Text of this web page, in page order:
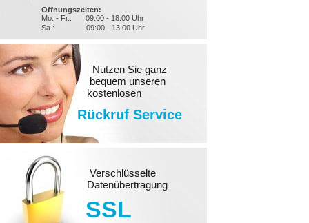
Öffnungszeiten:
Mo. - Fr.:
09:00 - 18:00 Uhr
Sa.:
09:00 - 13:00 Uhr
Nutzen Sie ganz
bequem unseren
kostenlosen
Rückruf Service
Verschlüsselte
Datenübertragung
SSL